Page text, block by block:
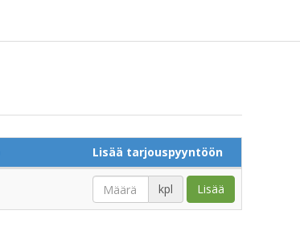
Lisää tarjouspyyntöön
kpl Lisää